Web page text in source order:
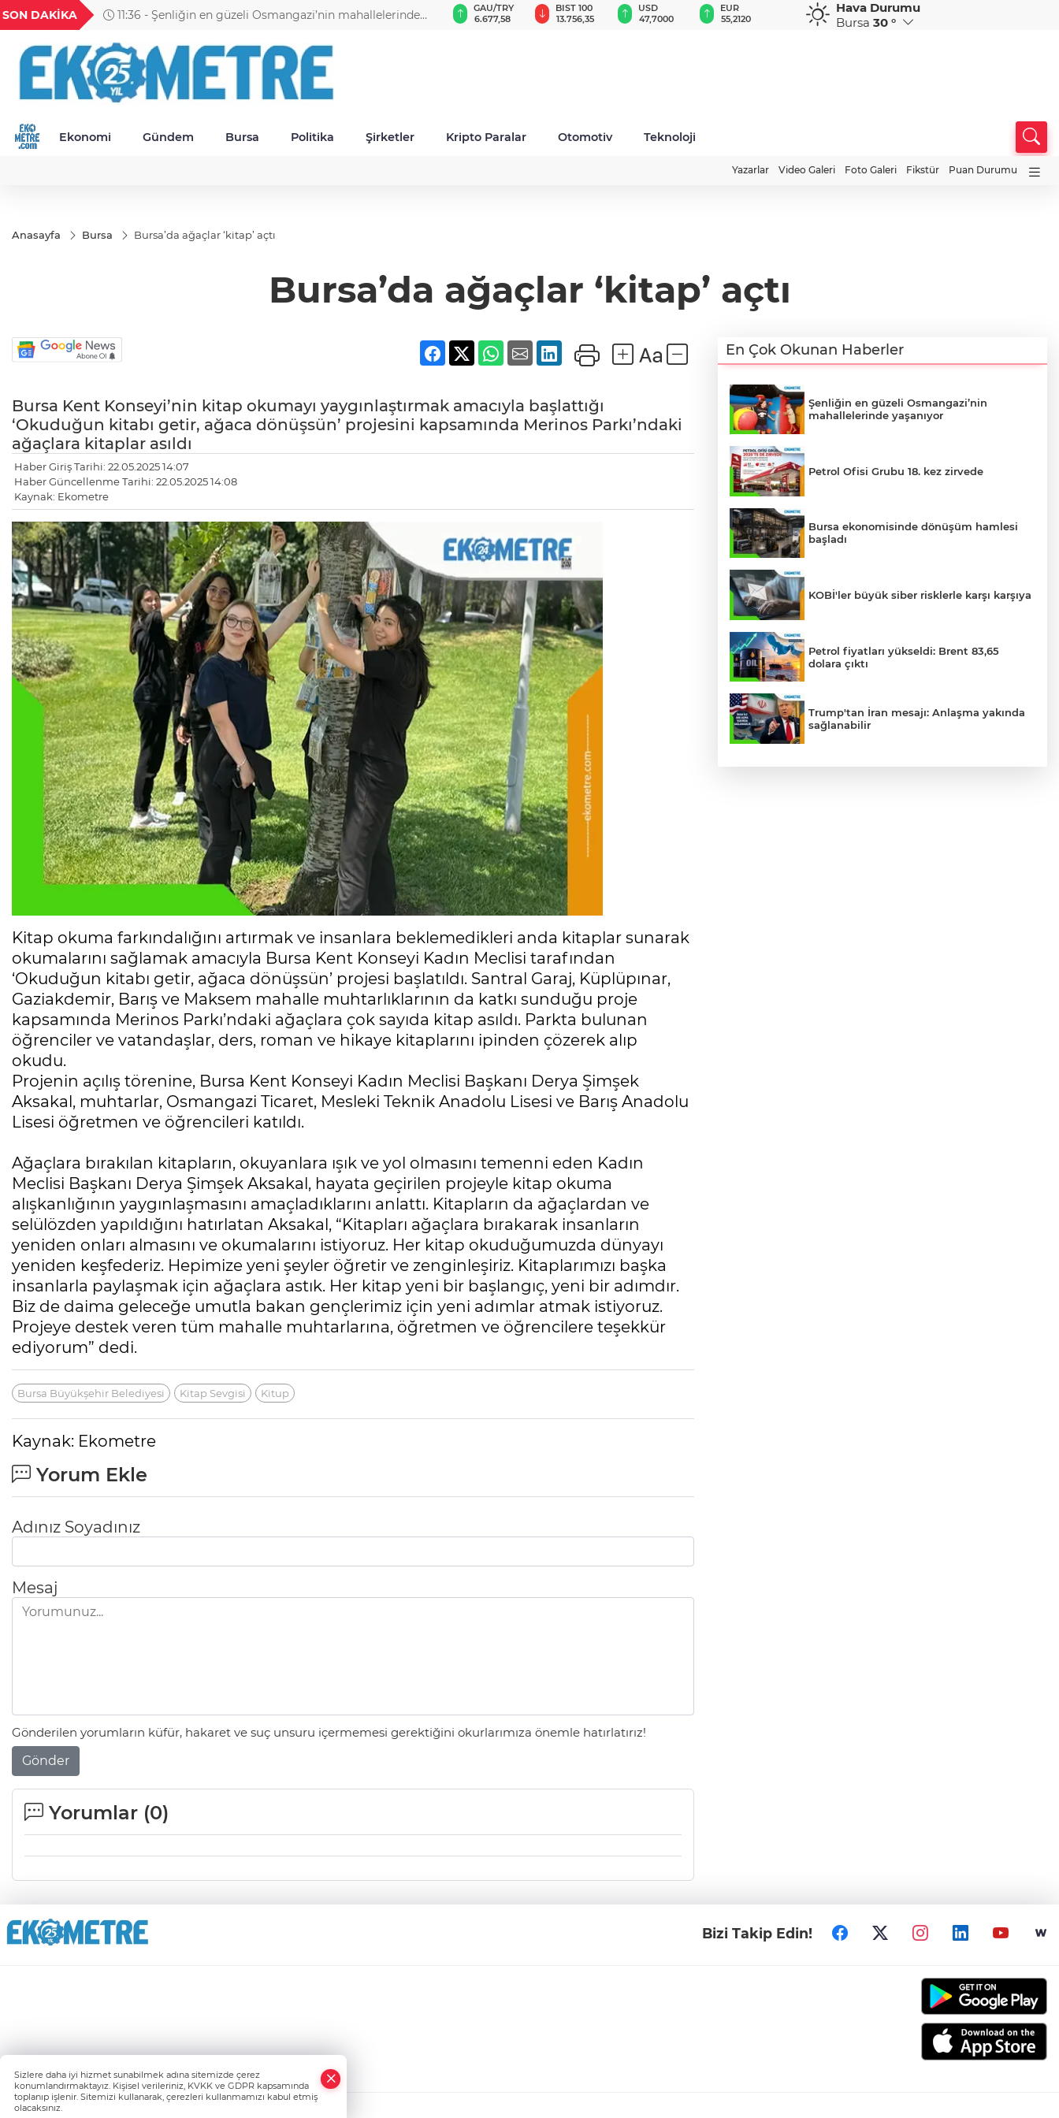
SON DAKİKA 11:30 - Petrol Ofisi Grubu 18. kez zirvede
18,2409
TND
16,2411
BGN
27,9743
VND
0,0018
GAU/TRY
6.677,58
BIST 100
13.756,35
USD
47,7000
EUR
55,2120
GBP
64,4289
CHF
59,0504
CAD
34,1868
Hava Durumu
Bursa 30 °
Ekonomi Gündem Bursa Politika Şirketler Kripto Paralar Otomotiv Teknoloji
Yazarlar Video Galeri Foto Galeri Fikstür Puan Durumu
Anasayfa Bursa Bursa’da ağaçlar ‘kitap’ açtı
Bursa’da ağaçlar ‘kitap’ açtı
Bursa Kent Konseyi’nin kitap okumayı yaygınlaştırmak amacıyla başlattığı
‘Okuduğun kitabı getir, ağaca dönüşsün’ projesini kapsamında Merinos Parkı’ndaki
ağaçlara kitaplar asıldı
Haber Giriş Tarihi: 22.05.2025 14:07
Haber Güncellenme Tarihi: 22.05.2025 14:08
Kaynak: Ekometre
Kitap okuma farkındalığını artırmak ve insanlara beklemedikleri anda kitaplar sunarak
okumalarını sağlamak amacıyla Bursa Kent Konseyi Kadın Meclisi tarafından
‘Okuduğun kitabı getir, ağaca dönüşsün’ projesi başlatıldı. Santral Garaj, Küplüpınar,
Gaziakdemir, Barış ve Maksem mahalle muhtarlıklarının da katkı sunduğu proje
kapsamında Merinos Parkı’ndaki ağaçlara çok sayıda kitap asıldı. Parkta bulunan
öğrenciler ve vatandaşlar, ders, roman ve hikaye kitaplarını ipinden çözerek alıp
okudu.
Projenin açılış törenine, Bursa Kent Konseyi Kadın Meclisi Başkanı Derya Şimşek
Aksakal, muhtarlar, Osmangazi Ticaret, Mesleki Teknik Anadolu Lisesi ve Barış Anadolu
Lisesi öğretmen ve öğrencileri katıldı.
Ağaçlara bırakılan kitapların, okuyanlara ışık ve yol olmasını temenni eden Kadın
Meclisi Başkanı Derya Şimşek Aksakal, hayata geçirilen projeyle kitap okuma
alışkanlığının yaygınlaşmasını amaçladıklarını anlattı. Kitapların da ağaçlardan ve
selülözden yapıldığını hatırlatan Aksakal, “Kitapları ağaçlara bırakarak insanların
yeniden onları almasını ve okumalarını istiyoruz. Her kitap okuduğumuzda dünyayı
yeniden keşfederiz. Hepimize yeni şeyler öğretir ve zenginleşiriz. Kitaplarımızı başka
insanlarla paylaşmak için ağaçlara astık. Her kitap yeni bir başlangıç, yeni bir adımdır.
Biz de daima geleceğe umutla bakan gençlerimiz için yeni adımlar atmak istiyoruz.
Projeye destek veren tüm mahalle muhtarlarına, öğretmen ve öğrencilere teşekkür
ediyorum” dedi.
Bursa Büyükşehir Belediyesi Kitap Sevgisi Kitup
Kaynak: Ekometre
Yorum Ekle
Adınız Soyadınız
Mesaj
Gönderilen yorumların küfür, hakaret ve suç unsuru içermemesi gerektiğini okurlarımıza önemle hatırlatırız!
Gönder
Yorumlar (0)
En Çok Okunan Haberler
Şenliğin en güzeli Osmangazi’nin
mahallelerinde yaşanıyor
Petrol Ofisi Grubu 18. kez zirvede
Bursa ekonomisinde dönüşüm hamlesi
başladı
KOBİ'ler büyük siber risklerle karşı karşıya
Petrol fiyatları yükseldi: Brent 83,65
dolara çıktı
Trump'tan İran mesajı: Anlaşma yakında
sağlanabilir
Bizi Takip Edin!
Sizlere daha iyi hizmet sunabilmek adına sitemizde çerez
konumlandırmaktayız. Kişisel verileriniz, KVKK ve GDPR kapsamında
toplanıp işlenir. Sitemizi kullanarak, çerezleri kullanmamızı kabul etmiş
olacaksınız.